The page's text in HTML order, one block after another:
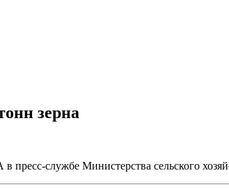
зерна
в пресс-службе Министерства сельского